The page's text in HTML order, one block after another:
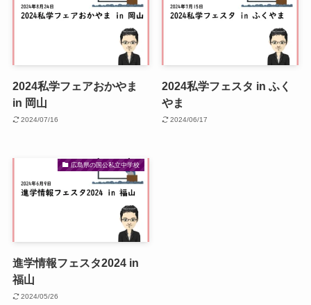
2024私学フェアおかやま
in 岡山
2024/07/16
2024私学フェスタ in ふく
やま
2024/06/17
広島県の国公私立中学校
進学情報フェスタ2024 in
福山
2024/05/26